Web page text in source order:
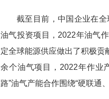
截至目前，中国企业在
油气投资项目，2022年油气
定全球能源供应做出了积极贡
余个油气项目，2022年作业
路”油气产能合作围绕“硬联通